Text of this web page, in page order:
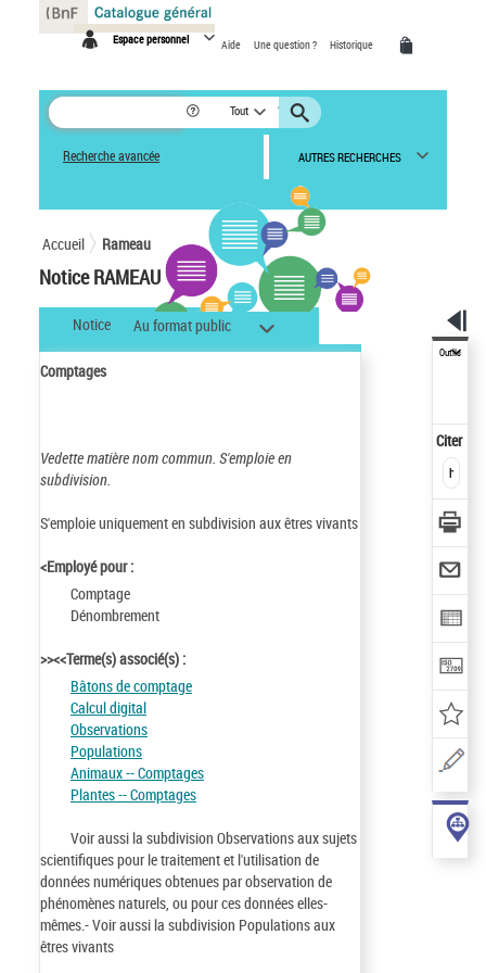
Espace personnel Aide Une question ? Historique
Tout
Recherche avancée AUTRES RECHERCHES
Accueil Rameau
Notice RAMEAU
Notice Au format public
Comptages
Vedette matière nom commun. S'emploie en
subdivision.
S'emploie uniquement en subdivision aux êtres vivants
<Employé pour :
Comptage
Dénombrement
>><<Terme(s) associé(s) :
Bâtons de comptage
Calcul digital
Observations
Populations
Animaux -- Comptages
Plantes -- Comptages
Voir aussi la subdivision Observations aux sujets
scientifiques pour le traitement et l'utilisation de
données numériques obtenues par observation de
phénomènes naturels, ou pour ces données elles-
mêmes.- Voir aussi la subdivision Populations aux
êtres vivants
Outils
Citer
Panneau de gestion des cookies